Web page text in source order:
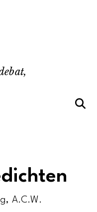
A.C.W.